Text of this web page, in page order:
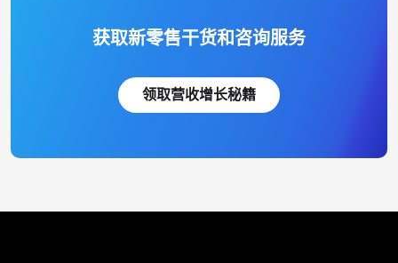
获取新零售干货和咨询服务
领取营收增长秘籍